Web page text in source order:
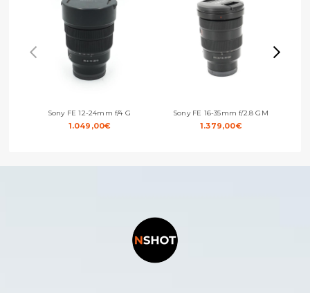
Sony FE 12-24mm f/4 G
1.049,00€
Sony FE 16-35mm f/2.8 GM
1.379,00€